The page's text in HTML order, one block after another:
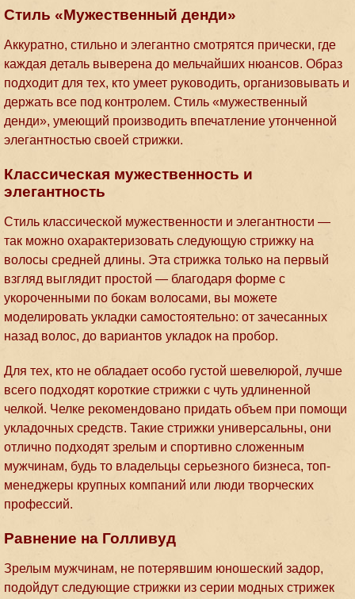
Стиль «Мужественный денди»
Аккуратно, стильно и элегантно смотрятся прически, где
каждая деталь выверена до мельчайших нюансов. Образ
подходит для тех, кто умеет руководить, организовывать и
держать все под контролем. Стиль «мужественный
денди», умеющий производить впечатление утонченной
элегантностью своей стрижки.
Классическая мужественность и
элегантность
Стиль классической мужественности и элегантности —
так можно охарактеризовать следующую стрижку на
волосы средней длины. Эта стрижка только на первый
взгляд выглядит простой — благодаря форме с
укороченными по бокам волосами, вы можете
моделировать укладки самостоятельно: от зачесанных
назад волос, до вариантов укладок на пробор.
Для тех, кто не обладает особо густой шевелюрой, лучше
всего подходят короткие стрижки с чуть удлиненной
челкой. Челке рекомендовано придать объем при помощи
укладочных средств. Такие стрижки универсальны, они
отлично подходят зрелым и спортивно сложенным
мужчинам, будь то владельцы серьезного бизнеса, топ-
менеджеры крупных компаний или люди творческих
профессий.
Равнение на Голливуд
Зрелым мужчинам, не потерявшим юношеский задор,
подойдут следующие стрижки из серии модных стрижек